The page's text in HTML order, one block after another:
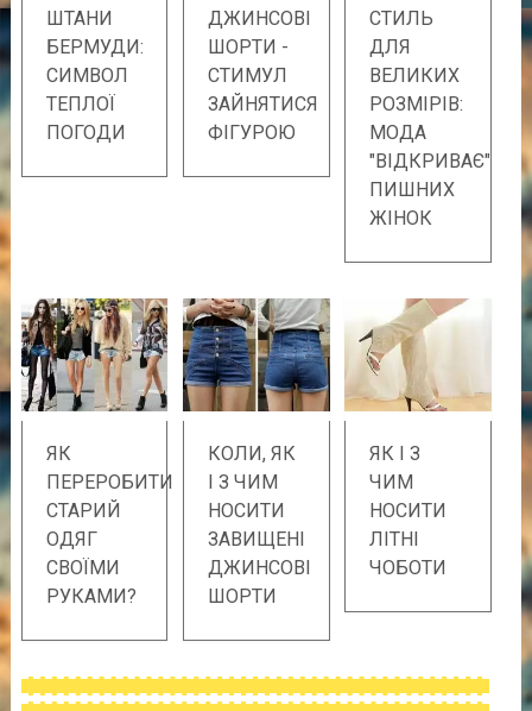
ШТАНИ
БЕРМУДИ:
СИМВОЛ
ТЕПЛОЇ
ПОГОДИ
ДЖИНСОВІ
ШОРТИ -
СТИМУЛ
ЗАЙНЯТИСЯ
ФІГУРОЮ
СТИЛЬ
ДЛЯ
ВЕЛИКИХ
РОЗМІРІВ:
МОДА
"ВІДКРИВАЄ"
ПИШНИХ
ЖІНОК
ЯК
ПЕРЕРОБИТИ
СТАРИЙ
ОДЯГ
СВОЇМИ
РУКАМИ?
КОЛИ, ЯК
І З ЧИМ
НОСИТИ
ЗАВИЩЕНІ
ДЖИНСОВІ
ШОРТИ
ЯК І З
ЧИМ
НОСИТИ
ЛІТНІ
ЧОБОТИ